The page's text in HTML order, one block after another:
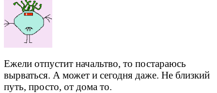
Ежели отпустит начальтво, то постараюсь
вырваться. А может и сегодня даже. Не близкий
путь, просто, от дома то.